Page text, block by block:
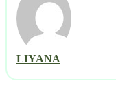
LIYANA